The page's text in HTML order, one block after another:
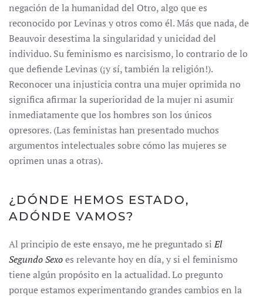
negación de la humanidad del Otro, algo que es
reconocido por Levinas y otros como él. Más que nada, de
Beauvoir desestima la singularidad y unicidad del
individuo. Su feminismo es narcisismo, lo contrario de lo
que defiende Levinas (¡y sí, también la religión!).
Reconocer una injusticia contra una mujer oprimida no
significa afirmar la superioridad de la mujer ni asumir
inmediatamente que los hombres son los únicos
opresores. (Las feministas han presentado muchos
argumentos intelectuales sobre cómo las mujeres se
oprimen unas a otras).
¿DÓNDE HEMOS ESTADO,
ADÓNDE VAMOS?
Al principio de este ensayo, me he preguntado siEl
Segundo Sexoes relevante hoy en día, y si el feminismo
tiene algún propósito en la actualidad. Lo pregunto
porque estamos experimentando grandes cambios en la